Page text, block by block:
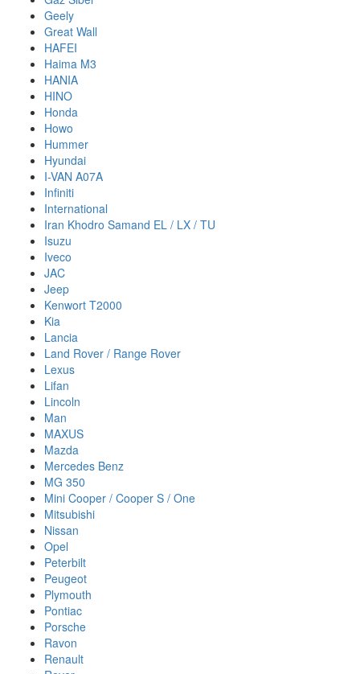
Geely
Great Wall
HAFEI
Haima M3
HANIA
HINO
Honda
Howo
Hummer
Hyundai
I-VAN A07A
Infiniti
International
Iran Khodro Samand EL / LX / TU
Isuzu
Iveco
JAC
Jeep
Kenwort T2000
Kia
Lancia
Land Rover / Range Rover
Lexus
Lifan
Lincoln
Man
MAXUS
Mazda
Mercedes Benz
MG 350
Mini Cooper / Cooper S / One
Mitsubishi
Nissan
Opel
Peterbilt
Peugeot
Plymouth
Pontiac
Porsche
Ravon
Renault